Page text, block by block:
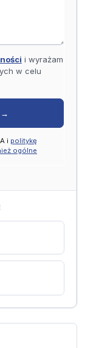
i wyrażam
w celu
→
i politykę
ogólne